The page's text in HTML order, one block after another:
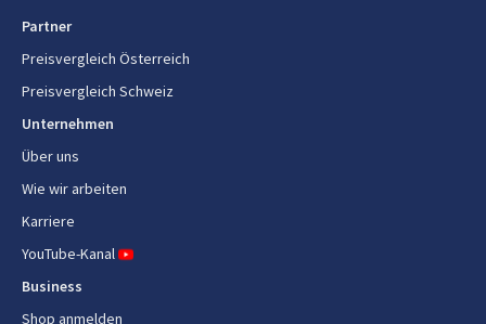
Partner
Preisvergleich Österreich
Preisvergleich Schweiz
Unternehmen
Über uns
Wie wir arbeiten
Karriere
YouTube-Kanal
Business
Shop anmelden